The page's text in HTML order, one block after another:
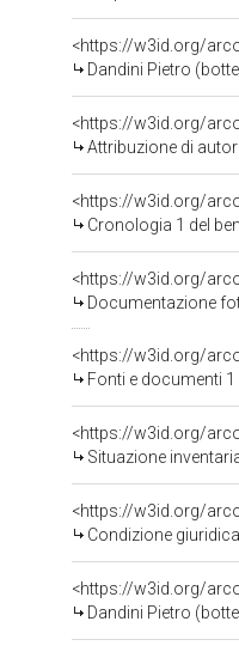
<https://w3id.org/
Dandini Pietro
<https://w3id.org/
Attribuzione di
<https://w3id.org/
Cronologia 1 del
Documentazione
<https://w3id.org/
Fonti e documenti
<https://w3id.org/
Situazione
Condizione
<https://w3id.org/
Dandini Pietro